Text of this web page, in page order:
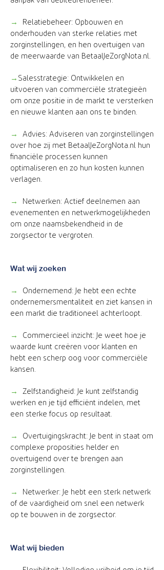
→ Relatiebeheer: Opbouwen en
onderhouden van sterke relaties met
zorginstellingen, en hen overtuigen van
de meerwaarde van BetaalJeZorgNota.nl.
→ Salesstrategie: Ontwikkelen en
uitvoeren van commerciële strategieën
om onze positie in de markt te versterken
en nieuwe klanten aan ons te binden.
→ Advies: Adviseren van zorginstellingen
over hoe zij met BetaalJeZorgNota.nl hun
financiële processen kunnen
optimaliseren en zo hun kosten kunnen
verlagen.
→ Netwerken: Actief deelnemen aan
evenementen en netwerkmogelijkheden
om onze naamsbekendheid in de
zorgsector te vergroten.
Wat wij zoeken
→ Ondernemend: Je hebt een echte
ondernemersmentaliteit en ziet kansen in
een markt die traditioneel achterloopt.
→ Commercieel inzicht: Je weet hoe je
waarde kunt creëren voor klanten en
hebt een scherp oog voor commerciële
kansen.
→ Zelfstandigheid: Je kunt zelfstandig
werken en je tijd efficiënt indelen, met
een sterke focus op resultaat.
→ Overtuigingskracht: Je bent in staat om
complexe proposities helder en
overtuigend over te brengen aan
zorginstellingen.
→ Netwerker: Je hebt een sterk netwerk
of de vaardigheid om snel een netwerk
op te bouwen in de zorgsector.
Wat wij bieden